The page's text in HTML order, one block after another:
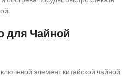
для Чайной
элемент китайской чайной